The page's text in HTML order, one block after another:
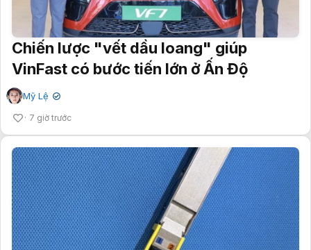
Chiến lược "vết dầu loang" giúp
VinFast có bước tiến lớn ở Ấn Độ
Mỹ Lệ ✔
7 giờ trước